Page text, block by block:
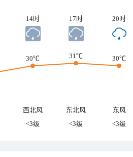
14时 17时 20时
30℃ 31℃ 30℃
西北风 东北风
东风
<3级 <3级 <3级